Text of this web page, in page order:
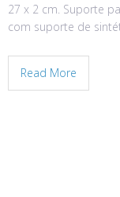
27 x 2 cm. Suporte
com suporte de
Read More